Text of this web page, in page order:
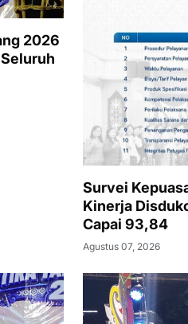
2026
Survei
Kinerja
Capai 93,84
Agustus 07, 2026